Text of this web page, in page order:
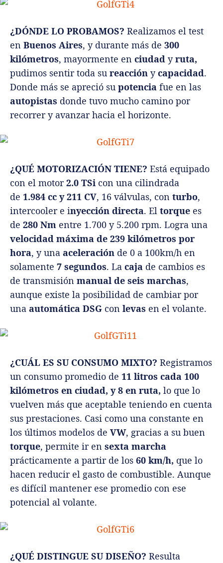
¿DÓNDE LO PROBAMOS? Realizamos el test
en Buenos Aires, y durante más de 300
kilómetros, mayormente en ciudad yruta,
pudimos sentir toda su reacción ycapacidad.
Donde más se apreció su potencia fue en las
autopistas donde tuvo mucho camino por
recorrer y avanzar hacia el horizonte.
¿QUÉ MOTORIZACIÓN TIENE? Está equipado
con el motor2.0 TSi con una cilindrada
de 1.984 cc y 211 CV, 16 válvulas, con turbo,
intercooler e inyección directa. El torque es
de 280 Nm entre 1.700 y 5.200 rpm. Logra una
velocidad máxima de 239 kilómetros por
hora, y una aceleración de 0 a 100km/h en
solamente 7 segundos. La caja de cambios es
de transmisión manual de seis marchas,
aunque existe la posibilidad de cambiar por
una automática DSG con levas en el volante.
¿CUÁL ES SU CONSUMO MIXTO? Registramos
un consumo promedio de 11 litros cada 100
kilómetros en ciudad, y 8 en ruta, lo que lo
vuelven más que aceptable teniendo en cuenta
sus prestaciones. Casi como una constante en
los últimos modelos de VW, gracias a su buen
torque, permite ir en sexta marcha
prácticamente a partir de los 60 km/h, que lo
hacen reducir el gasto de combustible. Aunque
es difícil mantener ese promedio con ese
potencial al volante.
¿QUÉ DISTINGUE SU DISEÑO? Resulta